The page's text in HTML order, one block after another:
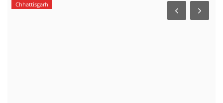
Chhattisgarh